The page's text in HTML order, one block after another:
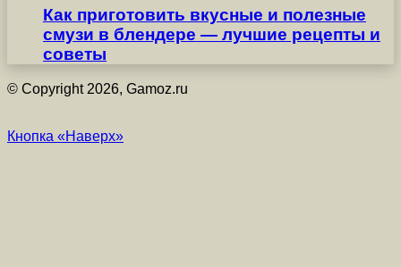
Как приготовить вкусные и полезные
смузи в блендере — лучшие рецепты и
советы
© Copyright 2026, Gamoz.ru
Кнопка «Наверх»